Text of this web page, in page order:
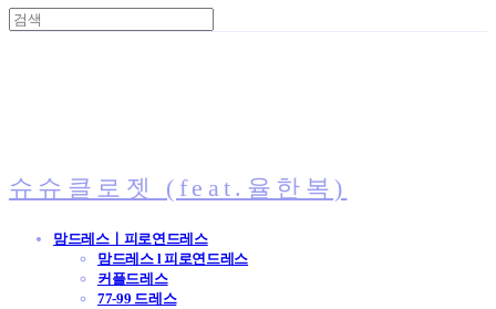
슈슈클로젯 (feat.율한복)
맘드레스ㅣ피로연드레스
맘드레스 l 피로연드레스
커플드레스
77-99 드레스